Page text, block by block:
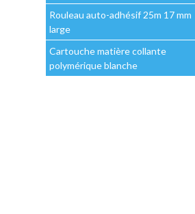
Rouleau auto-adhésif 25m 17 mm
large
Cartouche matière collante
polymérique blanche